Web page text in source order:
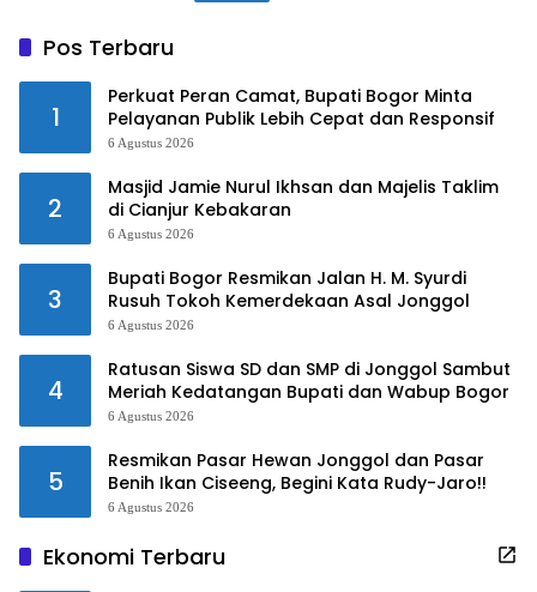
Pos Terbaru
1
Perkuat Peran Camat, Bupati Bogor Minta
Pelayanan Publik Lebih Cepat dan Responsif
6 Agustus 2026
2
Masjid Jamie Nurul Ikhsan dan Majelis Taklim
di Cianjur Kebakaran
6 Agustus 2026
3
Bupati Bogor Resmikan Jalan H. M. Syurdi
Rusuh Tokoh Kemerdekaan Asal Jonggol
6 Agustus 2026
4
Ratusan Siswa SD dan SMP di Jonggol Sambut
Meriah Kedatangan Bupati dan Wabup Bogor
6 Agustus 2026
5
Resmikan Pasar Hewan Jonggol dan Pasar
Benih Ikan Ciseeng, Begini Kata Rudy-Jaro!!
6 Agustus 2026
Ekonomi Terbaru